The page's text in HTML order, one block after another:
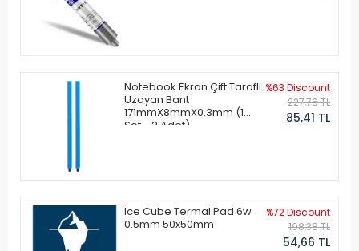
Notebook Ekran Çift Taraflı
Uzayan Bant
171mmX8mmX0.3mm (1
Set - 2 Adet)
%63 Discount
227,76 TL
85,41 TL
Ice Cube Termal Pad 6w
0.5mm 50x50mm
%72 Discount
198,38 TL
54,66 TL